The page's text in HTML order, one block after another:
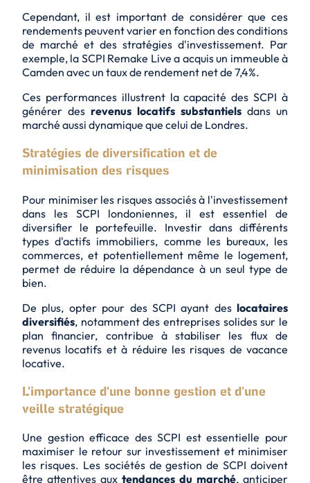
Cependant, il est important de considérer que ces
rendements peuvent varier en fonction des conditions
de marché et des stratégies d'investissement. Par
exemple, la SCPI Remake Live a acquis un immeuble à
Camden avec un taux de rendement net de 7,4%.
Ces performances illustrent la capacité des SCPI à
générer des revenus locatifs substantiels dans un
marché aussi dynamique que celui de Londres.
Stratégies de diversification et de
minimisation des risques
Pour minimiser les risques associés à l'investissement
dans les SCPI londoniennes, il est essentiel de
diversifier le portefeuille. Investir dans différents
types d'actifs immobiliers, comme les bureaux, les
commerces, et potentiellement même le logement,
permet de réduire la dépendance à un seul type de
bien.
De plus, opter pour des SCPI ayant des locataires
diversifiés, notamment des entreprises solides sur le
plan financier, contribue à stabiliser les flux de
revenus locatifs et à réduire les risques de vacance
locative.
L'importance d'une bonne gestion et d'une
veille stratégique
Une gestion efficace des SCPI est essentielle pour
maximiser le retour sur investissement et minimiser
les risques. Les sociétés de gestion de SCPI doivent
être attentives aux tendances du marché, anticiper